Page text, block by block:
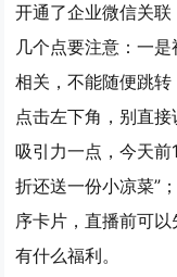
开通了企业微信关
几个点要注意：一
相关，不能随便跳
点击左下角，别直
吸引力一点，今天
折还送一份小凉菜”
序卡片，直播前可
有什么福利。